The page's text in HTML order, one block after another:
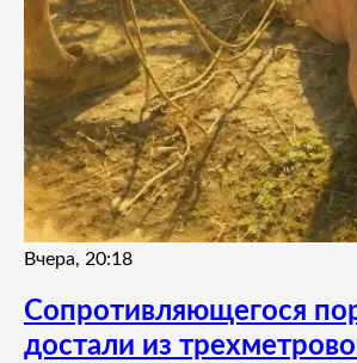
Вчера, 20:18
Сопротивляющегося
достали из